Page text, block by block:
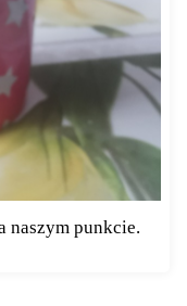
naszym punkcie.